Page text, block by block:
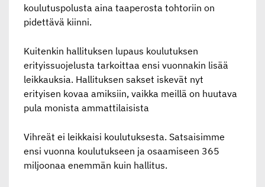
koulutuspolusta aina taaperosta tohtoriin on
pidettävä kiinni.
Kuitenkin hallituksen lupaus koulutuksen
erityissuojelusta tarkoittaa ensi vuonnakin lisää
leikkauksia. Hallituksen sakset iskevät nyt
erityisen kovaa amiksiin, vaikka meillä on huutava
pula monista ammattilaisista
Vihreät ei leikkaisi koulutuksesta. Satsaisimme
ensi vuonna koulutukseen ja osaamiseen 365
miljoonaa enemmän kuin hallitus.